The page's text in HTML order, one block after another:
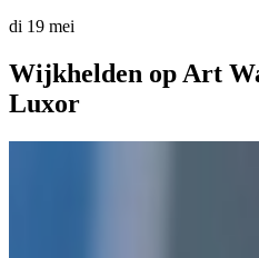
di 19 mei
Wijkhelden op Art
Luxor